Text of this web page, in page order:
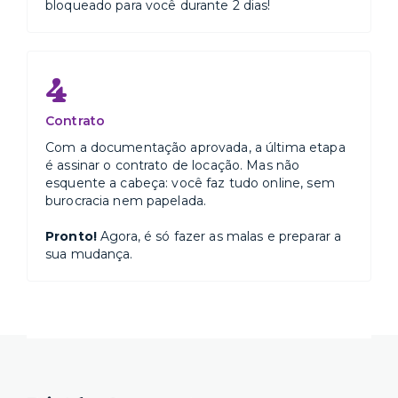
bloqueado para você durante 2 dias!
4
Contrato
Com a documentação aprovada, a última etapa
é assinar o contrato de locação. Mas não
esquente a cabeça: você faz tudo online, sem
burocracia nem papelada.
Pronto!Agora, é só fazer as malas e preparar a
sua mudança.